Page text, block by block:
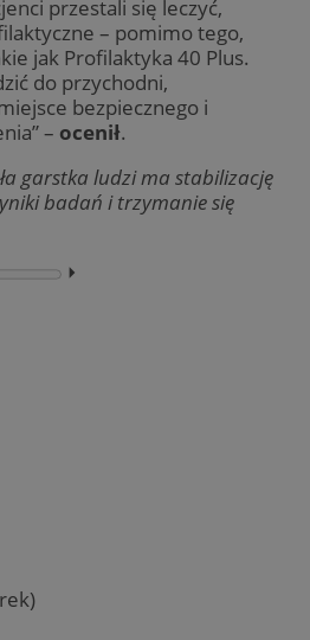
przestali się leczyć,
– pomimo tego,
jak Profilaktyka 40 Plus.
do przychodni,
bezpiecznego i
– ocenił.
garstka ludzi ma stabilizację
badań i trzymanie się
⏵︎